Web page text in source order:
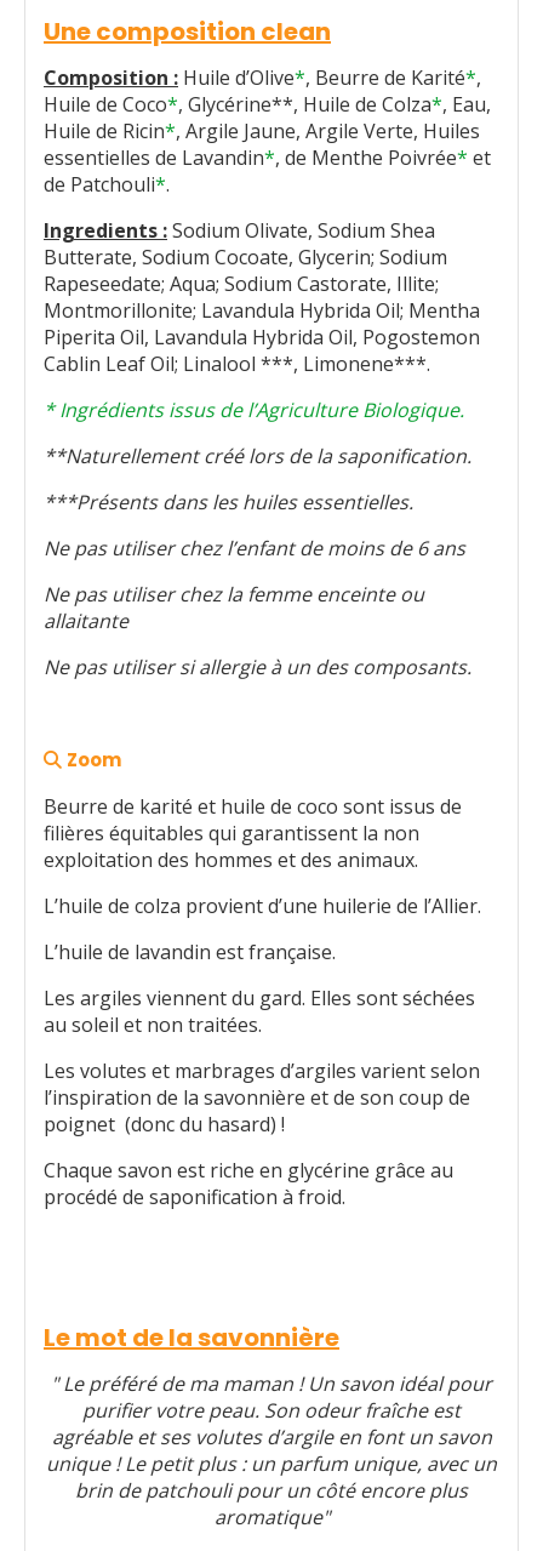
Une composition clean
Composition : Huile d’Olive*, Beurre de Karité*,
Huile de Coco*, Glycérine**, Huile de Colza*, Eau,
Huile de Ricin*, Argile Jaune, Argile Verte, Huiles
essentielles de Lavandin*, de Menthe Poivrée* et
de Patchouli*.
Ingredients :Sodium Olivate, Sodium Shea
Butterate, Sodium Cocoate, Glycerin; Sodium
Rapeseedate; Aqua; Sodium Castorate, Illite;
Montmorillonite; Lavandula Hybrida Oil; Mentha
Piperita Oil, Lavandula Hybrida Oil, Pogostemon
Cablin Leaf Oil; Linalool ***, Limonene***.
* Ingrédients issus de l’Agriculture Biologique.
**Naturellement créé lors de la saponification.
***Présents dans les huiles essentielles.
Ne pas utiliser chez l’enfant de moins de 6 ans
Ne pas utiliser chez la femme enceinte ou
allaitante
Ne pas utiliser si allergie à un des composants.
 Zoom
Beurre de karité et huile de coco sont issus de
filières équitables qui garantissent la non
exploitation des hommes et des animaux.
L’huile de colza provient d’une huilerie de l’Allier.
L’huile de lavandin est française.
Les argiles viennent du gard. Elles sont séchées
au soleil et non traitées.
Les volutes et marbrages d’argiles varient selon
l’inspiration de la savonnière et de son coup de
poignet (donc du hasard) !
Chaque savon est riche en glycérine grâce au
procédé de saponification à froid.
Le mot de la savonnière
" Le préféré de ma maman ! Un savon idéal pour
purifier votre peau. Son odeur fraîche est
agréable et ses volutes d’argile en font un savon
unique ! Le petit plus : un parfum unique, avec un
brin de patchouli pour un côté encore plus
aromatique"